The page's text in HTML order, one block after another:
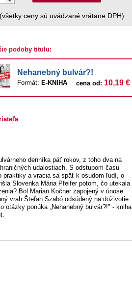
(všetky ceny sú uvádzané vrátane DPH)
podoby titulu:
Nehanebný bulvár?!
Formát: E-KNIHA cena od: 10,19 €
denníka päť rokov, z toho dva na
udalostiach. S odstupom času
praktiky a vracia sa späť k osudom ľudí, o
Slovenka Mária Pfeifer potom, čo utekala
Bol Marian Kočner zapojený v únose
vrah Štefan Szabó odsúdený na doživotie
otázky ponúka „Nehanebný bulvár?!" - kniha